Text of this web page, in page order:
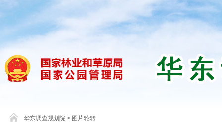
华东调查规划院 > 图片轮转